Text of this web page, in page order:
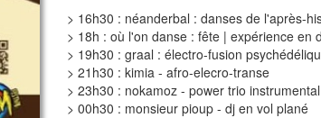
> 16h30 : néanderbal : danses de l'après-
> 18h : où l'on danse : fête | expérience en
> 19h30 : graal : électro-fusion
> 21h30 : kimia - afro-elecro-transe
> 23h30 : nokamoz - power trio instrumental
> 00h30 : monsieur pioup - dj en vol plané